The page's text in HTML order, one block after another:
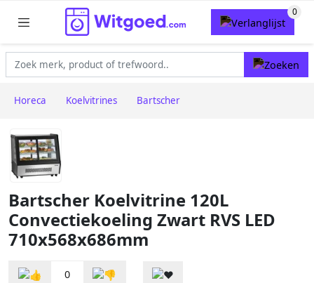
Horeca Koelvitrines Bartscher
Bartscher Koelvitrine 120L
Convectiekoeling Zwart RVS LED
710x568x686mm
0